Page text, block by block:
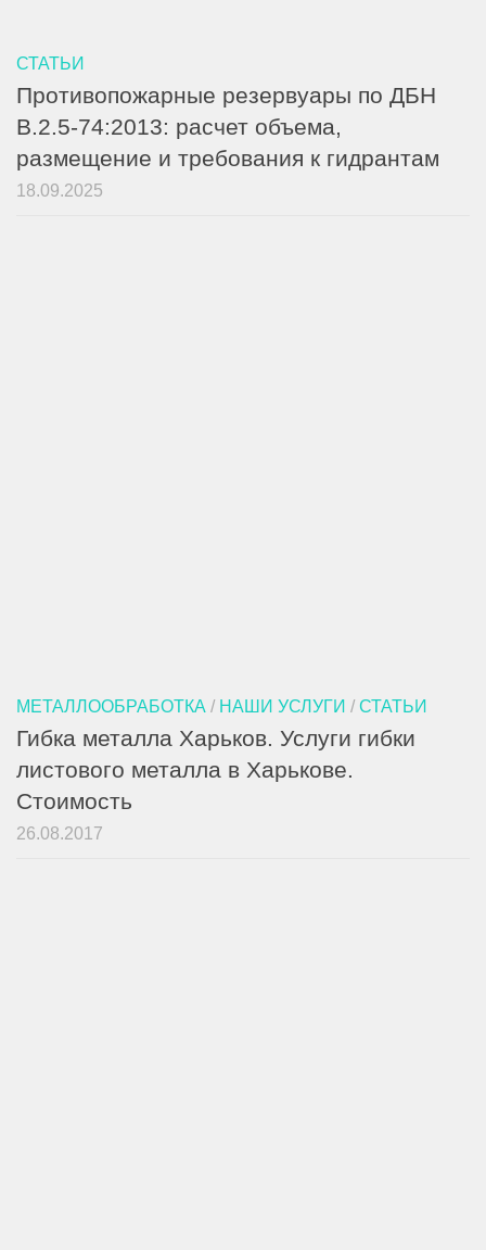
СТАТЬИ
Противопожарные резервуары по ДБН
В.2.5-74:2013: расчет объема,
размещение и требования к гидрантам
18.09.2025
МЕТАЛЛООБРАБОТКА / НАШИ УСЛУГИ / СТАТЬИ
Гибка металла Харьков. Услуги гибки
листового металла в Харькове.
Стоимость
26.08.2017